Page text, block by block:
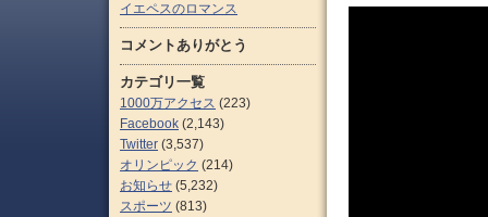
イエペスのロマンス
コメントありがとう
カテゴリ一覧
1000万アクセス (223)
Facebook (2,143)
Twitter (3,537)
オリンピック (214)
お知らせ (5,232)
スポーツ (813)